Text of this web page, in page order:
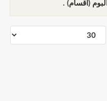
ألبوم (أقسام) .